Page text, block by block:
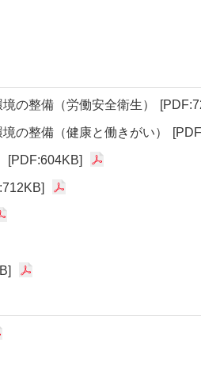
の整備（労働安全衛生）
の整備（健康と働きがい）
[PDF:604KB]